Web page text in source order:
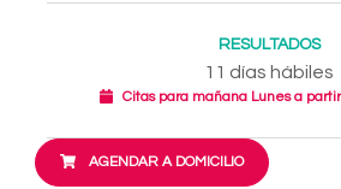
RESULTADOS
11 días hábiles
Citas para mañana Lunes a
AGENDAR A DOMICILIO